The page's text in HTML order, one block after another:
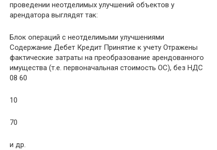
проведении неотделимых улучшений объектов у
арендатора выглядят так:
Блок операций с неотделимыми улучшениями
Содержание Дебет Кредит Принятие к учету Отражены
фактические затраты на преобразование арендованного
имущества (т.е. первоначальная стоимость ОС), без НДС
08 60
10
70
и др.